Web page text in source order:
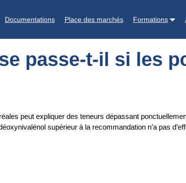
Documentations Place des marchés Formations
passe-t-il si les
peut expliquer des teneurs dépassant
supérieur à la recommandation n’a pas